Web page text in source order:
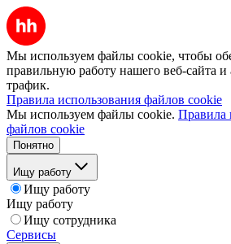
Мы используем файлы cookie, чтобы
правильную работу нашего веб-сайта и
трафик.
Правила использования файлов cookie
Мы используем файлы cookie. Правила
файлов cookie
Понятно
Ищу работу
Ищу работу
Ищу работу
Ищу сотрудника
Сервисы